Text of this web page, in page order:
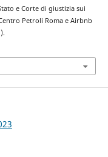
e Corte di giustizia sui
Petroli Roma e Airbnb